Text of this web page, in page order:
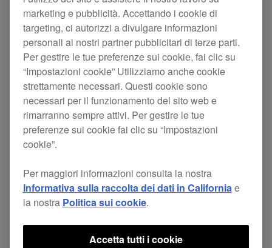
Aggiornamento rekordbox dj 4.0.8 - Compatibilità con
DDJ-SB, DDJ-SB2, DDJ-SP1
NOVITÀ
XDJ-RX. Stabilita connessione HID
completa per consentire lo scorrimento
marketing e pubblicità. Accettando i cookie di
targeting, ci autorizzi a divulgare informazioni
personali ai nostri partner pubblicitari di terze parti.
Per gestire le tue preferenze sui cookie, fai clic su
“Impostazioni cookie” Utilizziamo anche cookie
strettamente necessari. Questi cookie sono
necessari per il funzionamento del sito web e
rimarranno sempre attivi. Per gestire le tue
preferenze sui cookie fai clic su “Impostazioni
cookie”.
Per maggiori informazioni consulta la nostra
Informativa sulla raccolta dei dati in Californiae
la nostra Politica sui cookie.
Accetta tutti i cookie